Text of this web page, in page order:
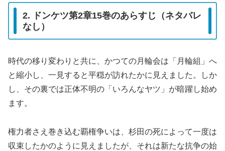
2. ドンケツ第2章15巻のあらすじ（ネタバレ
なし）
時代の移り変わりと共に、かつての月輪会は「月輪組」へ
と縮小し、一見すると平穏が訪れたかに見えました。しか
し、その裏では正体不明の「いろんなヤツ」が暗躍し始め
ます。
権力者さえ巻き込む覇権争いは、杉田の死によって一度は
収束したかのように見えましたが、それは新たな抗争の始